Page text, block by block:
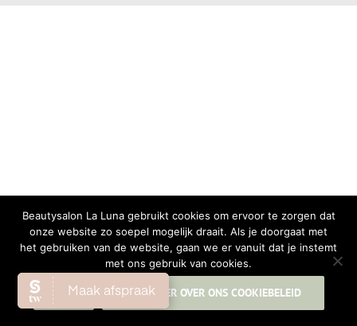
Beautysalon La Luna gebruikt cookies om ervoor te zorgen dat
onze website zo soepel mogelijk draait. Als je doorgaat met
het gebruiken van de website, gaan we er vanuit dat je instemt
met ons gebruik van cookies.
OK LEES MEER OVER ONS COOKIEBELEID